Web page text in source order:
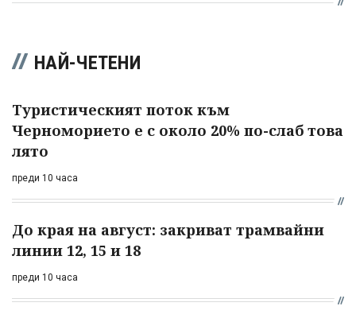
НАЙ-ЧЕТЕНИ
Туристическият поток към
Черноморието е с около 20% по-слаб това
лято
преди 10 часа
До края на август: закриват трамвайни
линии 12, 15 и 18
преди 10 часа